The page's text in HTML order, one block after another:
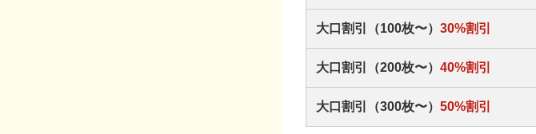
大口割引（100枚〜） 30%割引
大口割引（200枚〜） 40%割引
大口割引（300枚〜） 50%割引